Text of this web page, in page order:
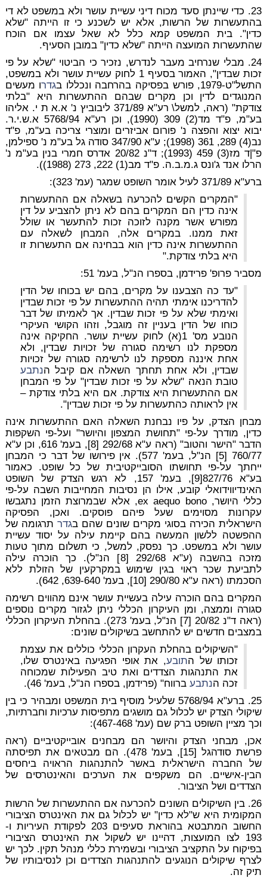
23. כדי שיינתן סעד מכוח דיני עשיית עושר ולא במשפט לא די
בהתעשרות של הרשות, אלא יש לשכנע כי זו הייתה "שלא
כדין". בית המשפט קמא כלל לא שאל עצמו אם הוכח
שהתעשרות המועצה הייתה "שלא כדין" במובן הסעיף.
24. מבלי שנרחיב מעבר לנדרש, נזכיר כי הביטוי "שלא על פי
זכות שבדין", האמור בסעיף 1 לחוק עשיית עושר ולא במשפט,
התשל"ט-1979, פורש בפסיקה בהרחבה ונכללו ב
גדרו מעשים
המנוגדים לדין וכן מקרים שבהם ההתעשרות היא "בלתי
צודקת" (ראה, למשל\ רע"א 371/89 ליבוביץ נ' א.א ת י. אליהו
בע"מ, פ"ד מד(2) 309 (1990), וכן רע"א 5768/94 א.ש.י.ר.
יבוא יצוא והפצה נ' פורום אביזרים ומוצרי צריכה בע"מ, פ"ד
נב(4) 289, 361 (1998); ע"א 347/90 סודה גל בע"מ נ' ספילמן,
פ"|ד מז(3) 459 (1993); ד"נ 20/82 אדרס חמרי בנין בע"מ נ'
הרלו אנד ג'ונס ג.מ.ב.ה. פ"ד מב(1) 222, 273 (1988)).
ברע"א 371/89 לעיל אומר השופט שמגר (עמ' 323):
"המקרים הקשים להכרעה בשאלה אם ההתעשרות
אינה כדין הם המקרים בהם לא ניתן להצביע על דין
מפורש אשר מקנה לזוכה זכות להתעשר או שולל
זאת ממנו. במקרים אלה, המבחן לשאלה עם
ההתעשרות אינה כדין הוא בבחינה אם התעשרות זו
היא בלתי צודקת."
מסביר פרופ' פרידמן, בספרו הנ"ל, בעמ' 51:
"עד כה הצבענו על מקרים, בהם יש בכוחו של הדין
להדריכנו אימתי תהיה ההתעשרות על פי זכות שבדין
ואימתי שלא על פי זכות שבדין. אך לאמיתו של דבר
כוחו של הדין בעניין זה מוגבל, וזהו הקושי העיקרי
הנובע מס' 1(א) לחוק עשיית עושר. החקיקה אינה
מספקת לנו רשימה סגורה של זכויות שבדין, ולא
אחת איננה מספקת לנו לרשימה סגורה של זכויות
שבדין, ולא אחת תחתך השאלה אם קיבל הנתבע
טובת הנאה "שלא על פי זכות שבדין" על פי המבחן
אם ההתעשרות היא צודקת. אם היא בלתי צודקת –
אין לראותה כהתעשרות על פי זכות שבדין".
מבחן הצדק, על פיו נבחנת השאלה האם ההתעשרות אינה
כדין, מודרך על-פי "תחושת המצפון והיושר" ועל-פי השקפות
הדבר "הישר והטוב" (ראה ע"א 292/68 [8], בעמ' 616, וכן ע"א
760/77 [5] הנ"ל, בעמ' 577). אין פירושו של דבר כי המבחן
ייחתך על-פי תחושתו הסובייקטיבית של כל שופט. כאמור
בע"א 827/76[9], בעמ' 157, לא רגש הצדק של השופט
האינדיווידואלי קובע, אילו הן נסיבות המחייבות השבה על-פי
כללי היושר, ex aequo bono, אלא שבמרוצת הזמן נתגבשו
עקרונות מסוימים שעל פיהם פוסקים. ואכן, הפסיקה
הישראלית הכירה בסוגי מקרים שונים שהם בגדר תרגומה של
ההפשטה ללשון המעשה בהם קיימת עילה על יסוד עשיית
עושר ולא במשפט. כך נפסק, למשל, כי תשלום מתוך טעות
מזכה בהשבה (ע"א 292/68 [8] הנ"ל). כך הוכרה עילה
לתביעת שכר ראוי בגין שימוש במקרקעין של הזולת ללא
הסכמתו (ראה ע"א 290/80 [10], בעמ' 639-640, 642).
המקרים בהם הוכרה עילה בעשיית עושר אינם מהווים רשימה
סגורה וממצה, ומן העיקרון הכללי ניתן לגזור מקרים נוספים
(ראה ד"נ 20/82 [7] הנ"ל, בעמ' 273). בהחלת העיקרון הכללי
במצבים חדשים יש להתחשב בשיקולים שונים:
"השיקולים בהחלת העקרון הכללי כוללים את עצמת
זכותו של התובע, את אופי הפגיעה באינטרס שלו,
את התנהגות הצדדים ואת טיב הפעילות שמכוחה
זכה הנתבעברווח" (פרידמן, בספרו הנ"ל, בעמ' 46).
25. ברע"א 5768/94 שלעיל מוסיף בית המשפט ומבהיר כי בין
שיקולי הצדק יש לכלול גם מושגים מתפיסות ערכיות וחברתיות,
וכך מציין השופט ברק שם (עמ' 467-468):
אכן, מבחני הצדק והיושר הם מבחנים אובייקטיביים (ראה
פרשת סודהגל [15], בעמ' 478). הם מבטאים את תפיסתה
של החברה הישראלית באשר להתנהגות הראויה ביחסים
הבין-אישיים. הם משקפים את הערכים והאינטרסים של
הצדדים ושל הציבור.
26. בין השיקולים השונים להכרעה אם ההתעשרות של הרשות
המקומית היא ש"לא כדין" יש לכלול גם את האינטרס הציבורי
החשוב המתבטא בהוראת סעיפים 203 לפקודת העיריות ו-
193 לצו המועצות, דהיינו יש לשקול את האינטרס הציבורי
בפיקוח על התקציב הציבורי ובשמירת כללי מנהל תקין. לכך יש
לצרף שיקולים הנוגעים להתנהגות הצדדים וכן לנסיבותיו של
תיק זה.